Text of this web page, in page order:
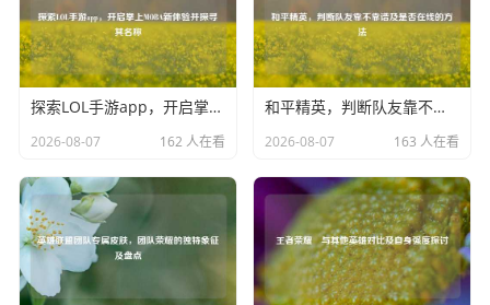
因为它们是我生活中不可或缺的美好，是我内心深处最珍视
的存在。
探索LOL手游app，开启掌上MOBA新体验并探寻其名称
2026-08-07 162 人在看
和平精英，判断队友靠不靠谱及是否在线的方法
2026-08-07 163 人在看